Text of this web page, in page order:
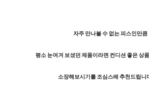
자주 만나볼 수 없는 피스인만큼
평소 눈여겨 보셨던 제품이라면 컨디션 좋은 상
소장해보시기를 조심스레 추천드립니